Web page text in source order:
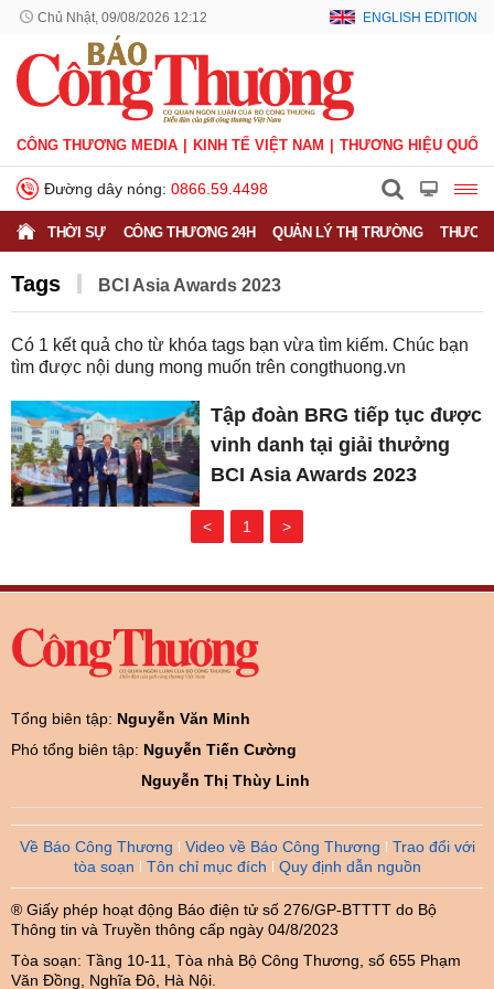
Chủ Nhật, 09/08/2026 12:12 ENGLISH EDITION
CÔNG THƯƠNG MEDIA KINH TẾ VIỆT NAM THƯƠNG HIỆU QUỐC
Đường dây nóng: 0866.59.4498
THỜI SỰ CÔNG THƯƠNG 24H QUẢN LÝ THỊ TRƯỜNG
Tags BCI Asia Awards 2023
Có 1 kết quả cho từ khóa tags bạn vừa tìm kiếm. Chúc bạn
tìm được nội dung mong muốn trên congthuong.vn
Tập đoàn BRG tiếp tục được
vinh danh tại giải thưởng
BCI Asia Awards 2023
< 1 >
Tổng biên tập: Nguyễn Văn Minh
Phó tổng biên tập: Nguyễn Tiến Cường
Nguyễn Thị Thùy Linh
Về Báo Công Thương Video về Báo Công Thương
Trao đổi với
tòa soạn
Tôn chỉ mục đích Quy định dẫn nguồn
® Giấy phép hoạt động Báo điện tử số 276/GP-BTTTT do Bộ
Thông tin và Truyền thông cấp ngày 04/8/2023
Tòa soạn: Tầng 10-11, Tòa nhà Bộ Công Thương, số 655 Phạm
Văn Đồng, Nghĩa Đô, Hà Nội.